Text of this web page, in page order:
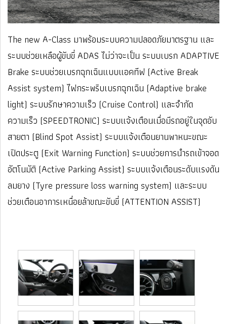
The new A-Class มาพร้อมระบบความปลอดภัยมาตรฐาน และ
ระบบช่วยเหลือผู้ขับขี่ ADAS ไม่ว่าจะเป็น ระบบเบรก ADAPTIVE
Brake ระบบช่วยเบรกฉุกเฉินแบบแอคทีฟ (Active Break
Assist system) ไฟกระพริบเบรกฉุกเฉิน (Adaptive brake
light) ระบบรักษาความเร็ว (Cruise Control) และจำกัด
ความเร็ว (SPEEDTRONIC) ระบบแจ้งเตือนเมื่อมีรถอยู่ในจุดอับ
สายตา (Blind Spot Assist) ระบบแจ้งเตือนยานพาหนะขณะ
เปิดประตู (Exit Warning Function) ระบบช่วยการนำรถเข้าจอด
อัตโนมัติ (Active Parking Assist) ระบบแจ้งเตือนระดับแรงดัน
ลมยาง (Tyre pressure loss warning system) และระบบ
ช่วยเตือนอาการเหนื่อยล้าขณะขับขี่ (ATTENTION ASSIST)